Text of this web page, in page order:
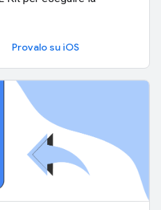
Provalo su iOS